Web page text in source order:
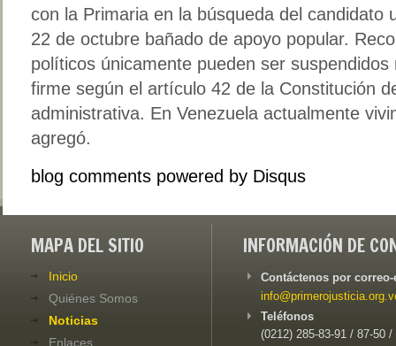
con la Primaria en la búsqueda del candidato
22 de octubre bañado de apoyo popular.
políticos únicamente pueden ser
firme según el artículo 42 de la Constitución
administrativa. En Venezuela actualmente
agregó.
blog comments powered by Disqus
MAPA DEL SITIO
Inicio
Quiénes Somos
Noticias
Enlaces
INFORMACIÓN DE
Contáctenos por
Teléfonos
(0212) 285-83-91 / 87-50 /